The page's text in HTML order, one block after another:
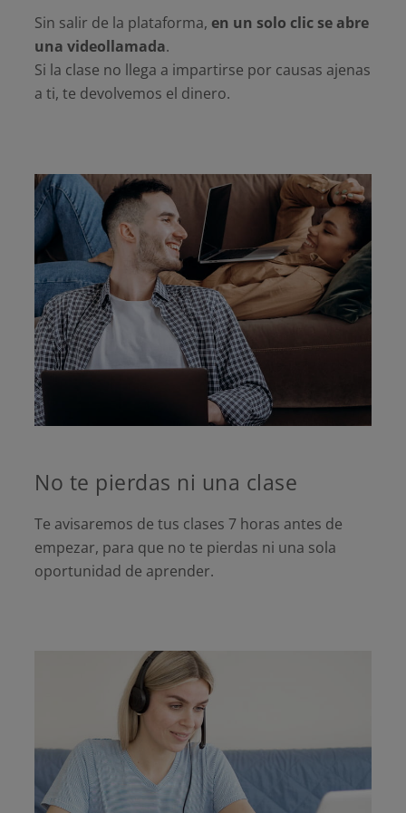
Sin salir de la plataforma, en un solo clic se abre
una videollamada.
Si la clase no llega a impartirse por causas ajenas
a ti, te devolvemos el dinero.
No te pierdas ni una clase
Te avisaremos de tus clases 7 horas antes de
empezar, para que no te pierdas ni una sola
oportunidad de aprender.